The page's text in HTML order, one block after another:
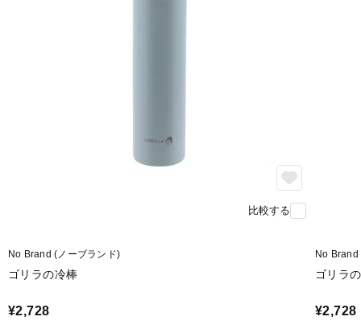
比較する
No Brand (ノーブランド)
ゴリラの冷棒
¥2,728
No Brand
ゴリラ
¥2,728